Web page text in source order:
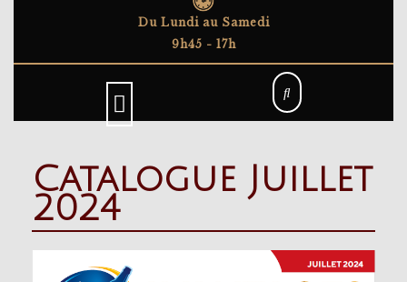
Du Lundi au Samedi
9h45 - 17h
Catalogue Juillet
2024